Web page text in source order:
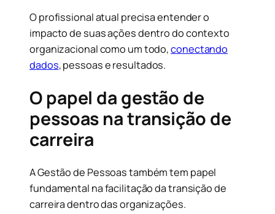
O profissional atual precisa entender o
impacto de suas ações dentro do contexto
organizacional como um todo,conectando
dados, pessoas e resultados.
O papel da gestão de
pessoas na transição de
carreira
A Gestão de Pessoas também tem papel
fundamental na facilitação da transição de
carreira dentro das organizações.